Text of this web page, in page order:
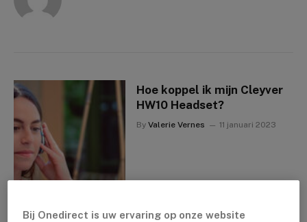
Hoe koppel ik mijn Cleyver
HW10 Headset?
By Valerie Vernes 11 januari 2023
Bij Onedirect is uw ervaring op onze website